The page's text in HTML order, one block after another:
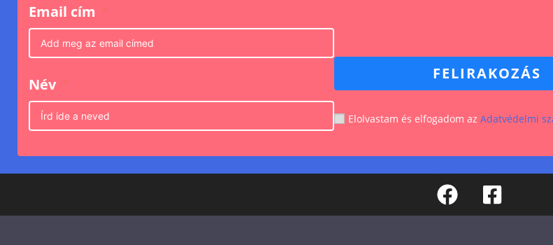
Email cím
Név
FELIRAKOZÁS
Elolvastam és elfogadom az Adatvédelmi